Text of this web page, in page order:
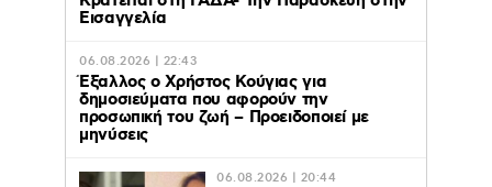
Εισαγγελία
06.08.2026 | 22:43
Έξαλλος ο Χρήστος Κούγιας για
δημοσιεύματα που αφορούν την
προσωπική του ζωή – Προειδοποιεί με
μηνύσεις
06.08.2026 | 20:44